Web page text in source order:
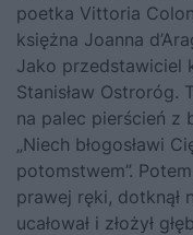
poetka Vittoria
księżna Joanna
Jako przedstawiciel
Stanisław Ostroróg.
na palec pierścień z
„Niech błogosławi
potomstwem”.
prawej ręki, dotknął
ucałował i złożył